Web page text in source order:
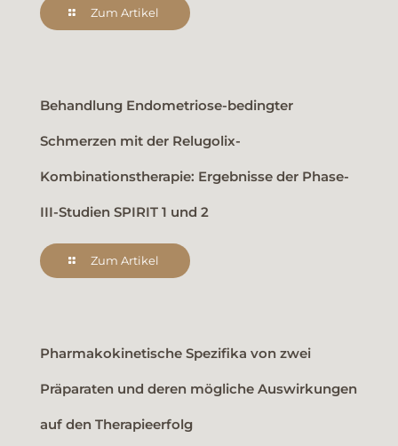
Zum Artikel
Behandlung Endometriose-bedingter
Schmerzen mit der Relugolix-
Kombinationstherapie: Ergebnisse der Phase-
III-Studien SPIRIT 1 und 2
Zum Artikel
Pharmakokinetische Spezifika von zwei
Präparaten und deren mögliche Auswirkungen
auf den Therapieerfolg